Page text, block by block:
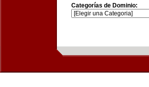
Categorías de Dominio: